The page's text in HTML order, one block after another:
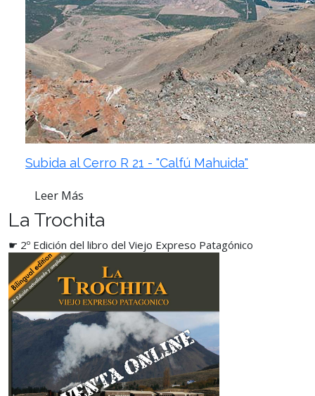
Subida al Cerro R 21 - "Calfú Mahuida"
Leer Más
La Trochita
☛ 2º Edición del libro del Viejo Expreso Patagónico